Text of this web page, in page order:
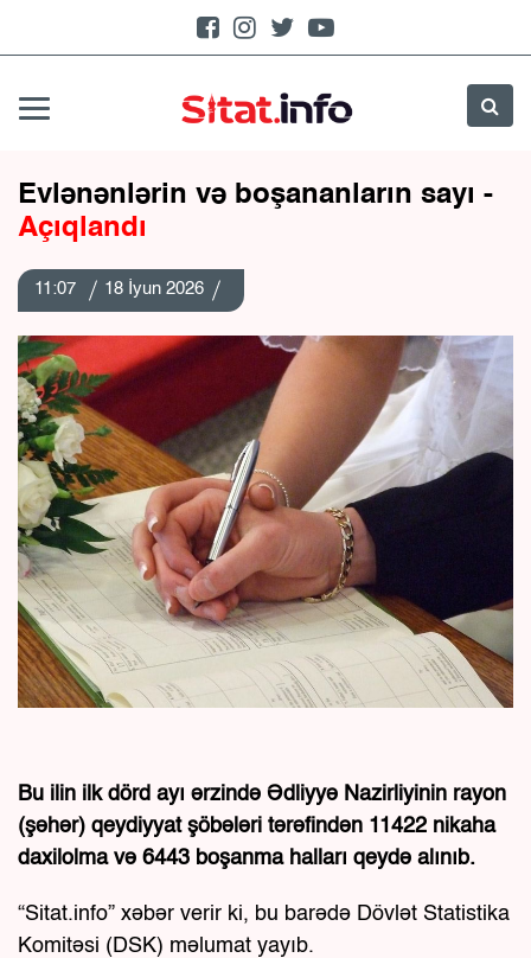
Evlənənlərin və boşananların sayı -
Açıqlandı
11:07 18 İyun 2026
Bu ilin ilk dörd ayı ərzində Ədliyyə Nazirliyinin rayon
(şəhər) qeydiyyat şöbələri tərəfindən 11422 nikaha
daxilolma və 6443 boşanma halları qeydə alınıb.
“Sitat.info” xəbər verir ki, bu barədə Dövlət Statistika
Komitəsi (DSK) məlumat yayıb.